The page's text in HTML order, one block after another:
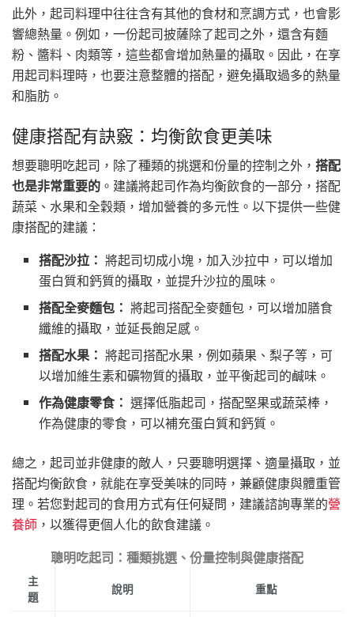
此外，起司料理中往往含有其他的食材和烹調方式，也會影
響總熱量。例如，一份起司披薩除了起司之外，還含有麵
粉、醬料、肉類等，這些都會增加熱量的攝取。因此，在享
用起司料理時，也要注意整體的搭配，避免攝取過多的熱量
和脂肪。
健康搭配有訣竅：均衡飲食更美味
想要聰明吃起司，除了種類的挑選和份量的控制之外， 搭配
也是非常重要的 。建議將起司作為均衡飲食的一部分，搭配
蔬菜、水果和全穀類，增加營養的多元性。以下提供一些健
康搭配的建議：
搭配沙拉： 將起司切成小塊，加入沙拉中，可以增加
蛋白質和鈣質的攝取，並提升沙拉的風味。
搭配全麥麵包： 將起司搭配全麥麵包，可以增加膳食
纖維的攝取，並延長飽足感。
搭配水果： 將起司搭配水果，例如蘋果、梨子等，可
以增加維生素和礦物質的攝取，並平衡起司的鹹味。
作為健康零食： 選擇低脂起司，搭配堅果或蔬菜棒，
作為健康的零食，可以補充蛋白質和鈣質。
總之，起司並非健康的敵人，只要聰明選擇、適量攝取，並
搭配均衡飲食，就能在享受美味的同時，兼顧健康與體重管
理。若您對起司的食用方式有任何疑問，建議諮詢專業的營
養師 ，以獲得更個人化的飲食建議。
聰明吃起司：種類挑選、份量控制與健康搭配
主
題
說明 重點